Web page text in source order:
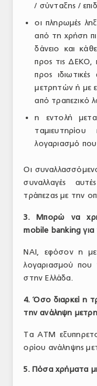
/ σύνταξης /
οι πληρωμές
από τη χρήση
δάνειο και
προς τις ΔΕΚΟ,
προς ιδιωτικές
μετρητών ή με
από τραπεζικό
η εντολή
λογαριασμό που
Οι
συναλλαγές
τράπεζας με την
3. Μπορώ να
mobile banking για
ΝΑΙ, εφόσον η
λογαριασμού που
στην Ελλάδα.
4. Όσο διαρκεί η
την ανάληψη
Τα ΑΤΜ
ορίου ανάληψης
5. Πόσα χρήματα